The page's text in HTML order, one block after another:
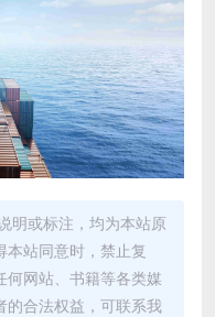
明或标注，均为本站原
站同意时，禁止复
何网站、书籍等各类媒
的合法权益，可联系我